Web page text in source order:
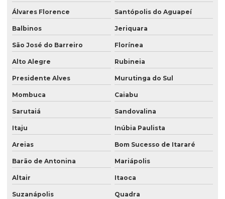
Álvares Florence Santópolis do Aguapeí
Balbinos Jeriquara
São José do Barreiro Florínea
Alto Alegre Rubineia
Presidente Alves Murutinga do Sul
Mombuca Caiabu
Sarutaiá Sandovalina
Itaju Inúbia Paulista
Areias Bom Sucesso de Itararé
Barão de Antonina Mariápolis
Altair Itaoca
Suzanápolis Quadra